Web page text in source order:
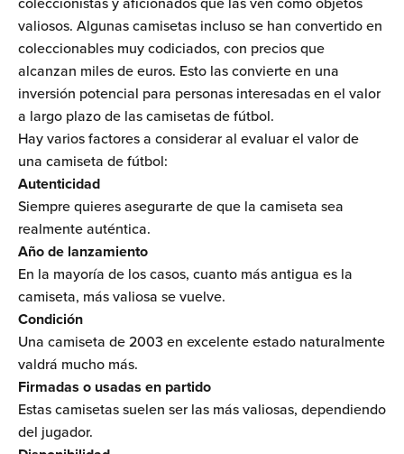
valiosos. Algunas camisetas incluso se han convertido en
coleccionables muy codiciados, con precios que
alcanzan miles de euros. Esto las convierte en una
inversión potencial para personas interesadas en el valor
a largo plazo de las camisetas de fútbol.
Hay varios factores a considerar al evaluar el valor de
una camiseta de fútbol:
Autenticidad
Siempre quieres asegurarte de que la camiseta sea
realmente auténtica.
Año de lanzamiento
En la mayoría de los casos, cuanto más antigua es la
camiseta, más valiosa se vuelve.
Condición
Una camiseta de 2003 en excelente estado naturalmente
valdrá mucho más.
Firmadas o usadas en partido
Estas camisetas suelen ser las más valiosas, dependiendo
del jugador.